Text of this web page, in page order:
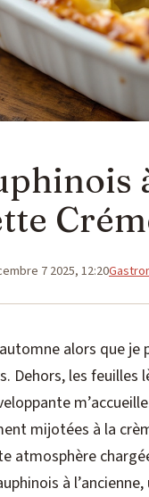
7 2025, 12:20
alors que
Dehors, les feuilles
mijotées à la
atmosphère
à